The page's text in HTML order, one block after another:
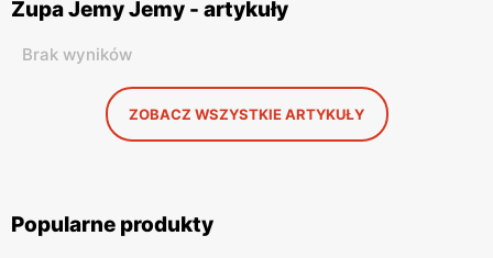
Zupa Jemy Jemy - artykuły
Brak wyników
ZOBACZ WSZYSTKIE ARTYKUŁY
Popularne produkty